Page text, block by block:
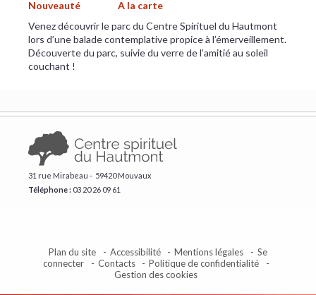
Nouveauté
A la carte
Venez découvrir le parc du Centre Spirituel du Hautmont
lors d’une balade contemplative propice à l’émerveillement.
Découverte du parc, suivie du verre de l’amitié au soleil
couchant !
31 rue Mirabeau - 59420 Mouvaux
Téléphone : ​03 20 26 09 61
Plan du site Accessibilité Mentions légales
Se
connecter
Contacts
Politique de confidentialité
Gestion des cookies